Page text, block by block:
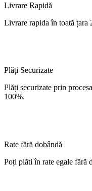
Livrare Rapidă
Livrare rapida în toată țara
Plăți Securizate
Plăți securizate prin
100%.
Rate fără dobândă
Poți plăti în rate egale fără